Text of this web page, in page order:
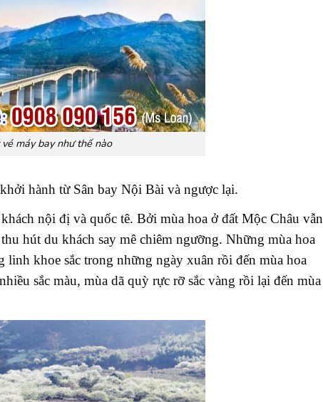
máy bay như thế nào
hành từ Sân bay Nội Bài và ngược lại.
nội đị và quốc tê. Bởi mùa hoa ở đất Mộc Châu vẫn
hút du khách say mê chiêm ngưỡng. Những mùa hoa
khoe sắc trong những ngày xuân rồi đến mùa hoa
sắc màu, mùa dã quỳ rực rỡ sắc vàng rồi lại đến mùa